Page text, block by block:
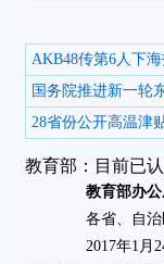
AKB48传第6人下
国务院推进新一轮
28省份公开高温津
教育部：目前已
教育部办
各省、自治
2017年1月24